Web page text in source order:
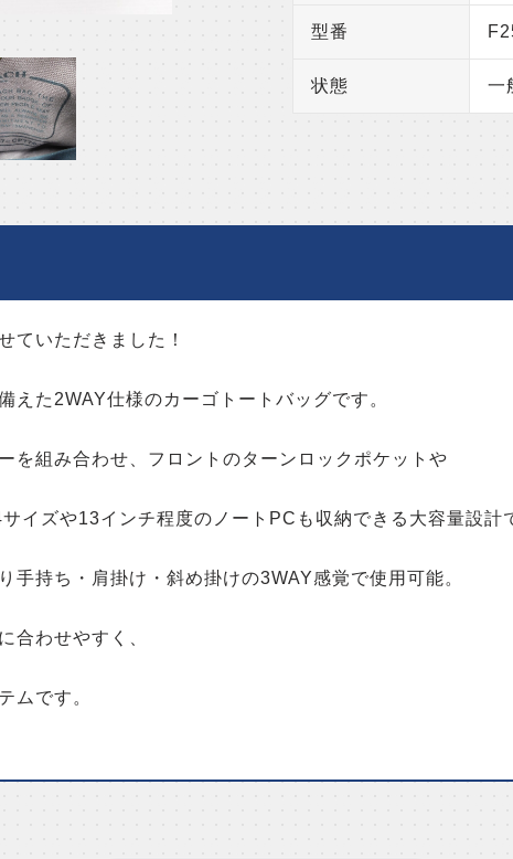
型番
状態 一
ていただきました！
た2WAY仕様のカーゴトートバッグです。
を組み合わせ、フロントのターンロックポケットや
イズや13インチ程度のノートPCも収納できる大容量設計
手持ち・肩掛け・斜め掛けの3WAY感覚で使用可能。
合わせやすく、
ムです。